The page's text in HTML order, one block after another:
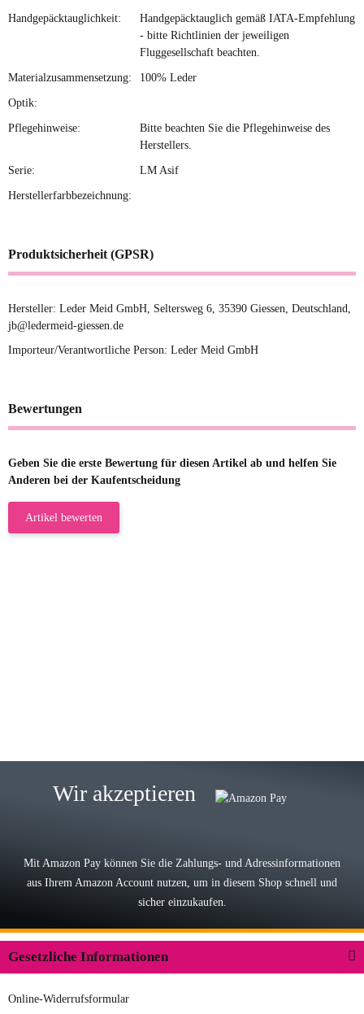
Handgepäcktauglichkeit:
Handgepäcktauglich gemäß IATA-Empfehlung
- bitte Richtlinien der jeweiligen
Fluggesellschaft beachten.
Materialzusammensetzung: 100% Leder
Optik:
Pflegehinweise:
Bitte beachten Sie die Pflegehinweise des
Herstellers.
Serie: LM Asif
Herstellerfarbbezeichnung:
Produktsicherheit (GPSR)
Hersteller: Leder Meid GmbH, Seltersweg 6, 35390 Giessen, Deutschland,
jb@ledermeid-giessen.de
Importeur/Verantwortliche Person: Leder Meid GmbH
Bewertungen
Geben Sie die erste Bewertung für diesen Artikel ab und helfen Sie
Anderen bei der Kaufentscheidung
Artikel bewerten
Lieferung, man kann bedenkenlos
Der Koffer macht einen sehr soliden
Wir akzeptieren
Mit Amazon Pay können Sie die Zahlungs- und Adressinformationen
aus Ihrem Amazon Account nutzen, um in diesem Shop schnell und
sicher einzukaufen.
Gesetzliche Informationen
Online-Widerrufsformular